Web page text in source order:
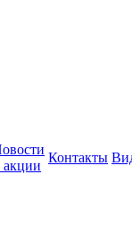
акции
Контакты